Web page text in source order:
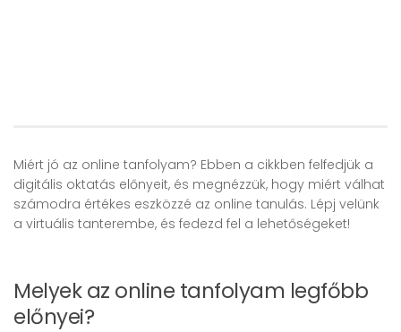
Miért jó az online tanfolyam? Ebben a cikkben felfedjük a
digitális oktatás előnyeit, és megnézzük, hogy miért válhat
számodra értékes eszközzé az online tanulás. Lépj velünk
a virtuális tanterembe, és fedezd fel a lehetőségeket!
Melyek az online tanfolyam legfőbb
előnyei?